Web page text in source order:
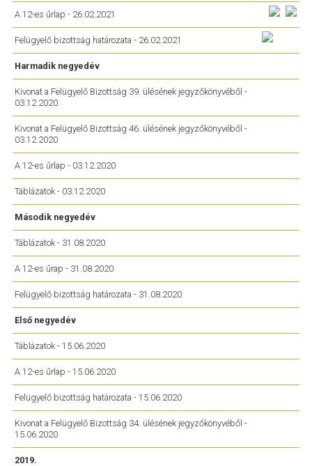
A 12-es űrlap - 26.02.2021
Felügyelő bizottság határozata - 26.02.2021
Harmadik negyedév
Kivonat a Felügyelő Bizottság 39. ülésének jegyzőkönyvéből -
03.12.2020
Kivonat a Felügyelő Bizottság 46. ülésének jegyzőkönyvéből -
03.12.2020
A 12-es űrlap - 03.12.2020
Táblázatok - 03.12.2020
Második negyedév
Táblázatok - 31.08.2020
A 12-es űrap - 31.08.2020
Felügyelő bizottság határozata - 31.08.2020
Első negyedév
Táblázatok - 15.06.2020
A 12-es űrlap - 15.06.2020
Felügyelő bizottság határozata - 15.06.2020
Kivonat a Felügyelő Bizottság 34. ülésének jegyzőkönyvéből -
15.06.2020
2019.